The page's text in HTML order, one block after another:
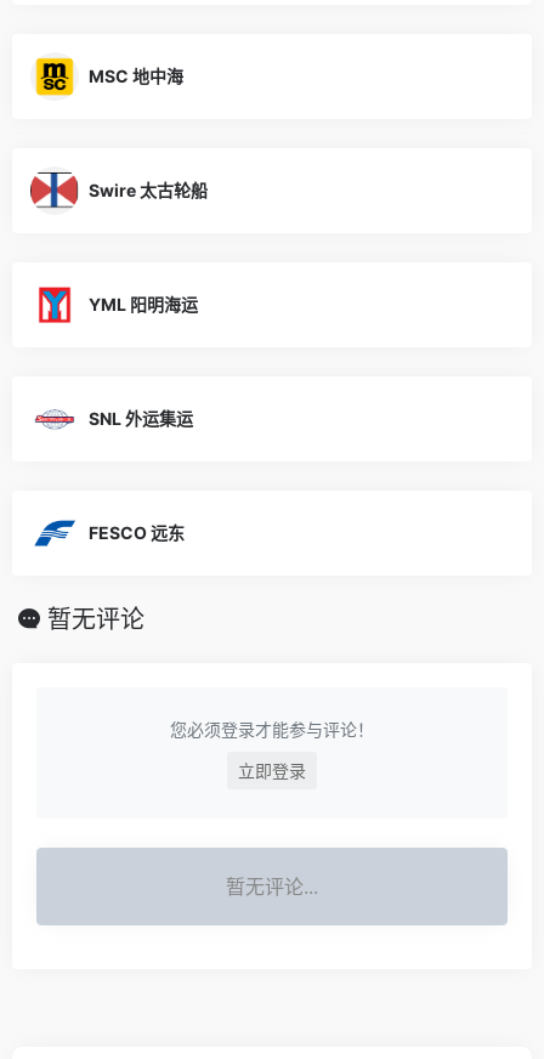
MSC 地中海
Swire 太古轮船
YML 阳明海运
SNL 外运集运
FESCO 远东
暂无评论
您必须登录才能参与评论！
立即登录
暂无评论...